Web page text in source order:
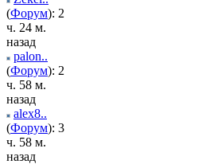
(Форум): 2
ч. 24 м.
назад
palon..
(Форум): 2
ч. 58 м.
назад
alex8..
(Форум): 3
ч. 58 м.
назад